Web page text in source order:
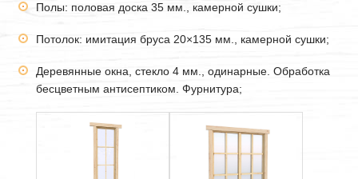
Полы: половая доска 35 мм., камерной сушки;
Потолок: имитация бруса 20×135 мм., камерной сушки;
Деревянные окна, стекло 4 мм., одинарные. Обработка
бесцветным антисептиком. Фурнитура;